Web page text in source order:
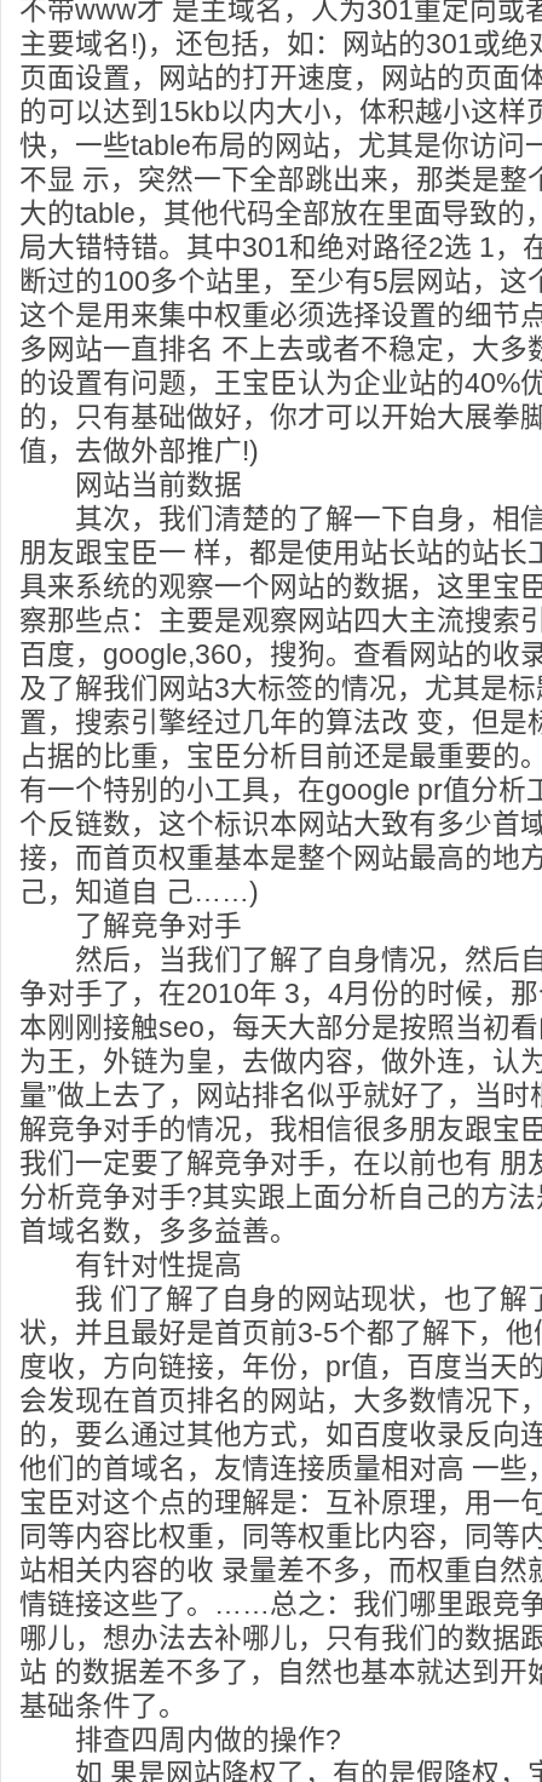
不带www才 是主域名，人为301重定向或
主要域名!)，还包括，如：网站的301或绝
页面设置，网站的打开速度，网站的页面
的可以达到15kb以内大小，体积越小这样
快，一些table布局的网站，尤其是你访问
不显 示，突然一下全部跳出来，那类是整
大的table，其他代码全部放在里面导致的
局大错特错。其中301和绝对路径2选 1，
断过的100多个站里，至少有5层网站，这
这个是用来集中权重必须选择设置的细节
多网站一直排名 不上去或者不稳定，大多
的设置有问题，王宝臣认为企业站的40%
的，只有基础做好，你才可以开始大展拳
值，去做外部推广!)
网站当前数据
其次，我们清楚的了解一下自身，相
朋友跟宝臣一 样，都是使用站长站的站长
具来系统的观察一个网站的数据，这里宝
察那些点：主要是观察网站四大主流搜索
百度，google,360，搜狗。查看网站的收
及了解我们网站3大标签的情况，尤其是
置，搜索引擎经过几年的算法改 变，但是
占据的比重，宝臣分析目前还是最重要的
有一个特别的小工具，在google pr值分析
个反链数，这个标识本网站大致有多少首
接，而首页权重基本是整个网站最高的地
己，知道自 己……)
了解竞争对手
然后，当我们了解了自身情况，然后
争对手了，在2010年 3，4月份的时候，
本刚刚接触seo，每天大部分是按照当初
为王，外链为皇，去做内容，做外连，认
量”做上去了，网站排名似乎就好了，当
解竞争对手的情况，我相信很多朋友跟宝
我们一定要了解竞争对手，在以前也有 朋
分析竞争对手?其实跟上面分析自己的方
首域名数，多多益善。
有针对性提高
我 们了解了自身的网站现状，也了解
状，并且最好是首页前3-5个都了解下，
度收，方向链接，年份，pr值，百度当天
会发现在首页排名的网站，大多数情况下
的，要么通过其他方式，如百度收录反向
他们的首域名，友情连接质量相对高 一些
宝臣对这个点的理解是：互补原理，用一
同等内容比权重，同等权重比内容，同等
站相关内容的收 录量差不多，而权重自然
情链接这些了。……总之：我们哪里跟竞
哪儿，想办法去补哪儿，只有我们的数据
站 的数据差不多了，自然也基本就达到开
基础条件了。
排查四周内做的操作?
如 果是网站降权了，有的是假降权，